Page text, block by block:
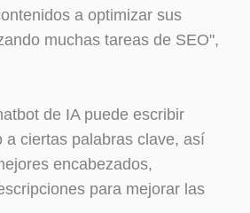
a optimizar sus
muchas tareas de SEO",
de IA puede escribir
a ciertas palabras clave, así
encabezados,
para mejorar las